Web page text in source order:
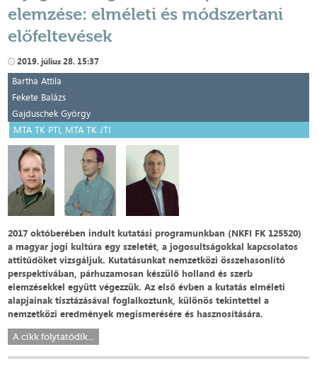
elemzése: elméleti és módszertani
előfeltevések
2019. július 28. 15:37
Bartha Attila
Fekete Balázs
Gajduschek György
MTA TK PTI, MTA TK JTI
2017 októberében indult kutatási programunkban (NKFI FK 125520)
a magyar jogi kultúra egy szeletét, a jogosultságokkal kapcsolatos
attitűdöket vizsgáljuk. Kutatásunkat nemzetközi összehasonlító
perspektívában, párhuzamosan készülő holland és szerb
elemzésekkel együtt végezzük. Az első évben a kutatás elméleti
alapjainak tisztázásával foglalkoztunk, különös tekintettel a
nemzetközi eredmények megismerésére és hasznosítására.
A cikk folytatódik...